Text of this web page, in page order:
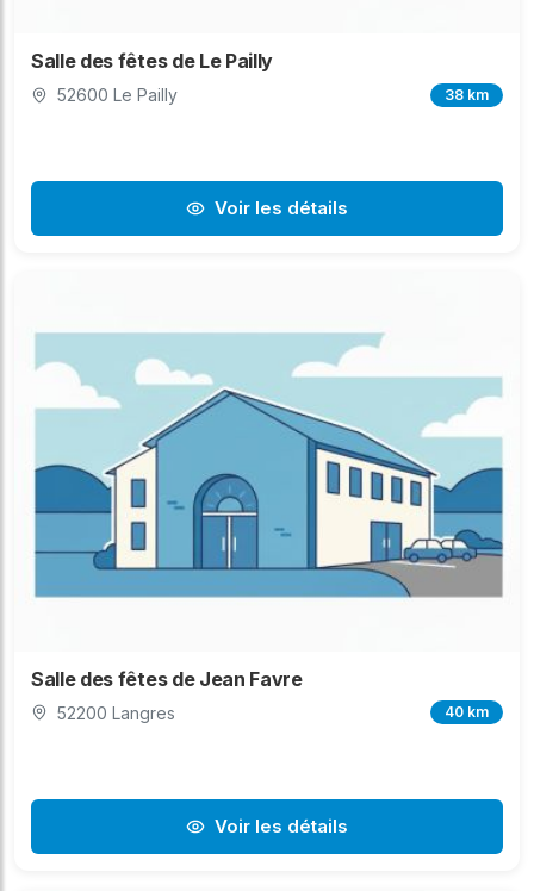
Salle des fêtes de Le Pailly
52600 Le Pailly 38 km
Voir les détails
Salle des fêtes de Jean Favre
52200 Langres 40 km
Voir les détails